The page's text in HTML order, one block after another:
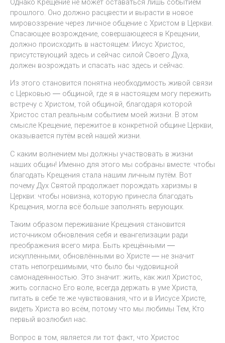
Однако Крещение не может оставаться лишь событием
прошлого. Оно должно расцвести и вырасти в новое
мировоззрение через личное общение с Христом в Церкви.
Спасающее возрождение, совершающееся в Крещении,
должно происходить в настоящем: Иисус Христос,
присутствующий здесь и сейчас силой Своего Духа,
должен возрождать и спасать нас здесь и сейчас.
Из этого становится понятна необходимость живой связи
с Церковью ― общиной, где я в настоящем могу пережить
встречу с Христом, той общиной, благодаря которой
Христос стал реальным событием моей жизни. В этом
смысле Крещение, пережитое в конкретной общине Церкви,
оказывается путём всей нашей жизни.
С каким волнением мы должны участвовать в жизни
наших общин! Именно для этого мы собраны вместе: чтобы
благодать Крещения стала нашим личным путём. Вот
почему Дух Святой продолжает порождать харизмы в
Церкви: чтобы новизна, которую принесла благодать
Крещения, могла всё больше заполнять верующих.
Таким образом переживание Крещения становится
источником обновления себя и евангелизации ради
преображения всего мира. Быть крещёнными ―
искупленными, обновлёнными во Христе ― не значит
стать непогрешимыми, что было бы чудовищной
самонадеянностью. Это значит: жить, как жил Христос,
жить согласно Его воле, всегда держать в уме Христа,
питать в себе те же чувствования, что и в Иисусе Христе,
видеть Христа во всём, потому что мы любимы Тем, Кто
первый возлюбил нас.
Вопрос в том, является ли тот факт, что Христос